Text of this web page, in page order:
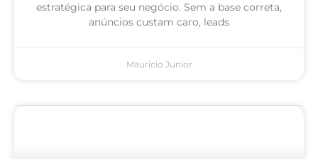
estratégica para seu negócio. Sem a base correta,
anúncios custam caro, leads
Mauricio Junior